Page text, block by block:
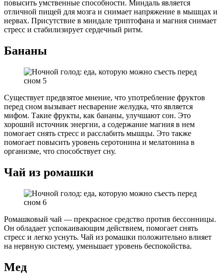
повысить умственные способности. Миндаль является
отличной пищей для мозга и снимает напряжение в мышцах и
нервах. Присутствие в миндале триптофана и магния снимает
стресс и стабилизирует сердечный ритм.
Бананы
Существует предвзятое мнение, что употребление фруктов
перед сном вызывает несварение желудка, что является
мифом. Такие фрукты, как бананы, улучшают сон. Это
хороший источник энергии, а содержание магния в нем
помогает снять стресс и расслабить мышцы. Это также
помогает повысить уровень серотонина и мелатонина в
организме, что способствует сну.
Чай из ромашки
Ромашковый чай — прекрасное средство против бессонницы.
Он обладает успокаивающим действием, помогает снять
стресс и легко уснуть. Чай из ромашки положительно влияет
на нервную систему, уменьшает уровень беспокойства.
Мед